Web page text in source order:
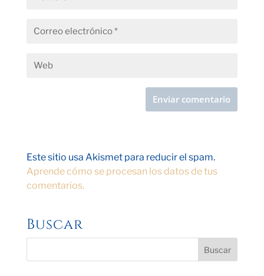
Este sitio usa Akismet para reducir el spam.
Aprende cómo se procesan los datos de tus
comentarios.
Buscar